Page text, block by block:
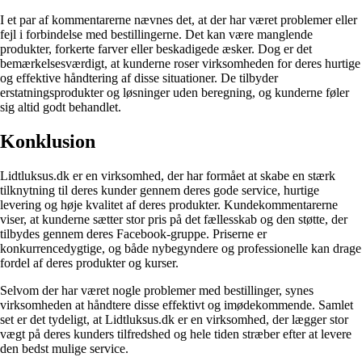
I et par af kommentarerne nævnes det, at der har været problemer eller
fejl i forbindelse med bestillingerne. Det kan være manglende
produkter, forkerte farver eller beskadigede æsker. Dog er det
bemærkelsesværdigt, at kunderne roser virksomheden for deres hurtige
og effektive håndtering af disse situationer. De tilbyder
erstatningsprodukter og løsninger uden beregning, og kunderne føler
sig altid godt behandlet.
Konklusion
Lidtluksus.dk er en virksomhed, der har formået at skabe en stærk
tilknytning til deres kunder gennem deres gode service, hurtige
levering og høje kvalitet af deres produkter. Kundekommentarerne
viser, at kunderne sætter stor pris på det fællesskab og den støtte, der
tilbydes gennem deres Facebook-gruppe. Priserne er
konkurrencedygtige, og både nybegyndere og professionelle kan drage
fordel af deres produkter og kurser.
Selvom der har været nogle problemer med bestillinger, synes
virksomheden at håndtere disse effektivt og imødekommende. Samlet
set er det tydeligt, at Lidtluksus.dk er en virksomhed, der lægger stor
vægt på deres kunders tilfredshed og hele tiden stræber efter at levere
den bedst mulige service.